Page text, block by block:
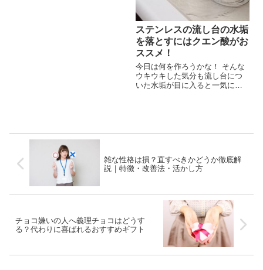
ステンレスの流し台の水垢
を落とすにはクエン酸がお
ススメ！
今日は何を作ろうかな！ そんな
ウキウキした気分も流し台につ
いた水垢が目に入ると一気にし
ッチンの流し台はいつも清潔で
雑な性格は損？直すべきかどうか徹底解
説｜特徴・改善法・活かし方
チョコ嫌いの人へ義理チョコはどうす
る？代わりに喜ばれるおすすめギフト